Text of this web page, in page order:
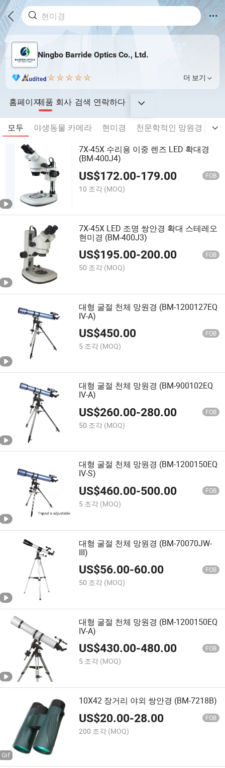
Ningbo Barride Optics Co., Ltd.
더 보기
홈페이지제품 회사 검색 연락하다
모두 야생동물 카메라 현미경 천문학적인 망원경
쌍
7X-45X 수리용 이중 렌즈 LED 확대경
(BM-400J4)
US$172.00-179.00 FOB
10 조각 (MOQ)
7X-45X LED 조명 쌍안경 확대 스테레오
현미경 (BM-400J3)
US$195.00-200.00 FOB
50 조각 (MOQ)
대형 굴절 천체 망원경 (BM-1200127EQ
IV-A)
US$450.00 FOB
5 조각 (MOQ)
대형 굴절 천체 망원경 (BM-900102EQ
IV-A)
US$260.00-280.00 FOB
50 조각 (MOQ)
대형 굴절 천체 망원경 (BM-1200150EQ
IV-S)
US$460.00-500.00 FOB
5 조각 (MOQ)
대형 굴절 천체 망원경 (BM-70070JW-
III)
US$56.00-60.00 FOB
50 조각 (MOQ)
대형 굴절 천체 망원경 (BM-1200150EQ
IV-A)
US$430.00-480.00 FOB
5 조각 (MOQ)
10X42 장거리 야외 쌍안경 (BM-7218B)
US$20.00-28.00 FOB
200 조각 (MOQ)